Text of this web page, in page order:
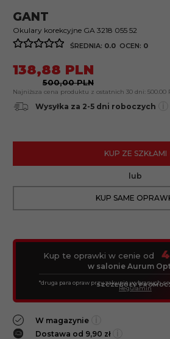
GANT
Okulary korekcyjne GA 3218 055 52
ŚREDNIA: 0.0 OCEN: 0
Kup te oprawki w cenie od
w salonie Aurum
*druga para opraw przy zakupie wybranych
SZCZEGÓŁY
Regulamin
W magazynie
Dostawa od 9,90 zł
138,88 PLN
500,00 PLN
Najniższa cena produktu z ostatnich 30 dni: 500.00
Wysyłka za 2-5 dni roboczych
KUP ZE SZKŁAMI
lub
KUP SAME